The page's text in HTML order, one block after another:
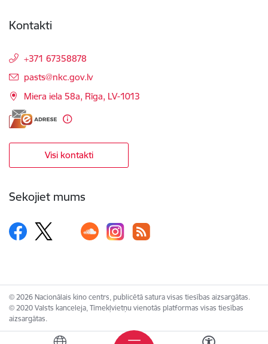
Kontakti
+371 67358878
E-pasts:
pasts@nkc.gov.lv
Miera iela 58a, Rīga, LV-1013
Visi kontakti
Sekojiet mums
© 2026 Nacionālais kino centrs, publicētā satura visas tiesības aizsargātas.
© 2020 Valsts kanceleja, Tīmekļvietņu vienotās platformas visas tiesības
aizsargātas.